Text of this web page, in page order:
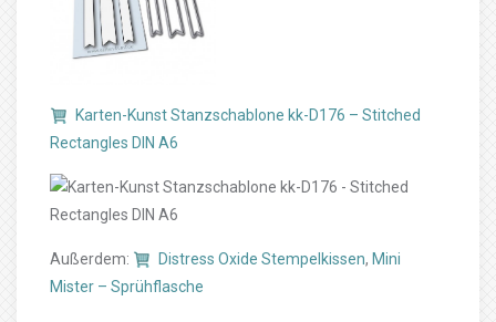
Karten-Kunst Stanzschablone kk-D176 – Stitched
Rectangles DIN A6
Außerdem: Distress Oxide Stempelkissen, Mini
Mister – Sprühflasche